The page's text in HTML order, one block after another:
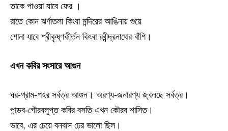
তাকে পাওয়া যাবে ফের ।
রাতে কোন ঝর্ণাতলা কিংবা মন্দিরের আঙিনায় শুয়ে
শোনা যাবে শ্রীকৃষ্ণকীর্তন কিংবা রবীন্দ্রনাথের বাঁশি।
এখন কবির সংসারে আগুন
ঘর-গ্রাম-শহর সর্বত্র আগুন। অরণ্য-জনারণ্য জ্বলছে সর্বত্র।
পান্ডব-গৌরবলুপ্ত কবির বসতি এখন কৌরব শাসিত।
ভাবে, এর চেয়ে বনবাস ঢের ভালো ছিল।